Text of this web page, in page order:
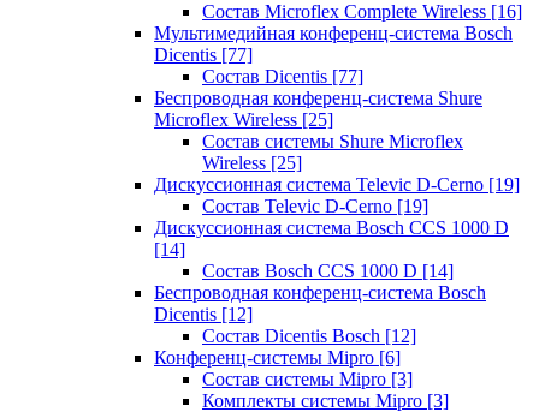
Состав Microflex Complete Wireless [16]
Мультимедийная конференц-система Bosch
Dicentis [77]
Состав Dicentis [77]
Беспроводная конференц-система Shure
Microflex Wireless [25]
Состав системы Shure Microflex
Wireless [25]
Дискуссионная система Televic D-Cerno [19]
Состав Televic D-Cerno [19]
Дискуссионная система Bosch CCS 1000 D
[14]
Состав Bosch CCS 1000 D [14]
Беспроводная конференц-система Bosch
Dicentis [12]
Состав Dicentis Bosch [12]
Конференц-системы Mipro [6]
Состав системы Mipro [3]
Комплекты системы Mipro [3]